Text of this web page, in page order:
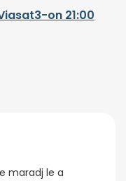
on 21:00
maradj le a